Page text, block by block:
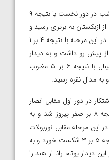
در وزن ۸۰ کیلوگرم سیدرضا آذرشب در دور نخست با نتیجه ۹
ازبکستان به برتری رسید و
راهی مرحله نیمه نهایی شد. وی در این مرحله با نتیجه ۴ بر ۱
از پیش رو داشت و به دیدار
فینال راه یافت. وی در دیدار فینال با نتیجه ۶ بر ۵ مغلوب
به مدال نقره رسید.
کشتکار در دور اول مقابل انصار
رحمت زودا از تاجیکستان با نتیجه ۸ بر صفر پیروز شد و به
این مرحله مقابل نوربولات
سیرگابای اولو از قرقیزستان با نتیجه ۵ بر ۳ شکست خورد و به
دیدار یوتام رانا از هند را